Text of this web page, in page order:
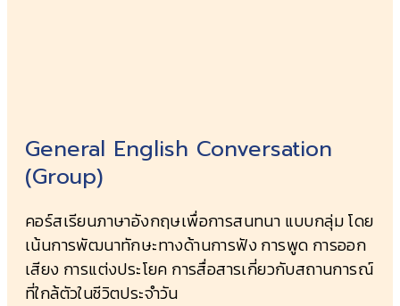
General English Conversation
(Group)
คอร์สเรียนภาษาอังกฤษเพื่อการสนทนา แบบกลุ่ม โดย
เน้นการพัฒนาทักษะทางด้านการฟัง การพูด การออก
เสียง การแต่งประโยค การสื่อสารเกี่ยวกับสถานการณ์
ที่ใกล้ตัวในชีวิตประจำวัน